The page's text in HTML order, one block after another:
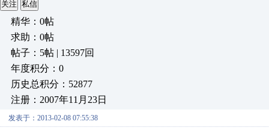
关注 私信
精华：0帖
求助：0帖
帖子：5帖 | 13597回
年度积分：0
历史总积分：52877
注册：2007年11月23日
发表于：2013-02-08 07:55:38